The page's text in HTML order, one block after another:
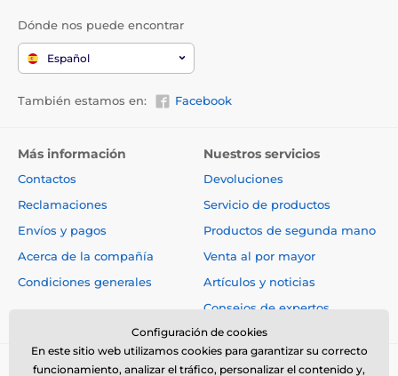
El collar antiladridos
compactas: 4 cm x 7 cm x 3,7 cm (ancho,
alto, profundidad) y una forma
ergonómica. Esto facilita mucho su uso y los perros se
Puntos de contacto metálicos de 9 y 12 mm.
previo aviso explícito. Las imágenes son solo
ilustrativas.
El producto aparece en las categorías
Para perros medianos
Dónde nos puede encontrar
Español
También estamos en: Facebook
Más información
Contactos
Reclamaciones
Envíos y pagos
Acerca de la compañía
Condiciones generales
Nuestros servicios
Devoluciones
Servicio de productos
Productos de segunda mano
Venta al por mayor
Artículos y noticias
Consejos de expertos
Configuración de cookies
En este sitio web utilizamos cookies para garantizar su correcto
funcionamiento, analizar el tráfico, personalizar el contenido y,